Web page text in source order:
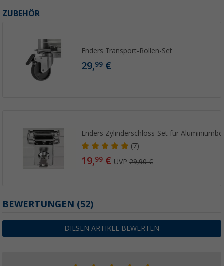
ZUBEHÖR
Enders Transport-Rollen-Set
29,99 €
Enders Zylinderschloss-Set für
(7)
19,99 € UVP29,90 €
BEWERTUNGEN (52)
DIESEN ARTIKEL BEWERTEN